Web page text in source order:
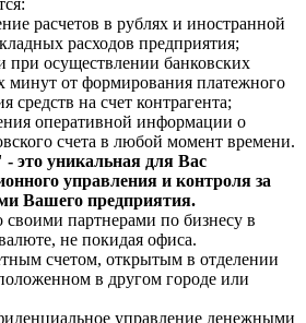
расчетов в рублях и иностранной
расходов предприятия;
при осуществлении банковских
минут от формирования платежного
средств на счет контрагента;
оперативной информации о
счета в любой момент времени.
это уникальная для Вас
управления и контроля за
Вашего предприятия.
своими партнерами по бизнесу в
не покидая офиса.
счетом, открытым в отделении
в другом городе или
управление денежными